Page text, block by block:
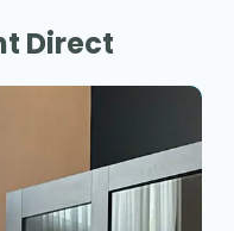
Direct